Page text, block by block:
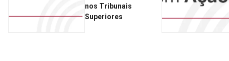
nos Tribunais
Superiores